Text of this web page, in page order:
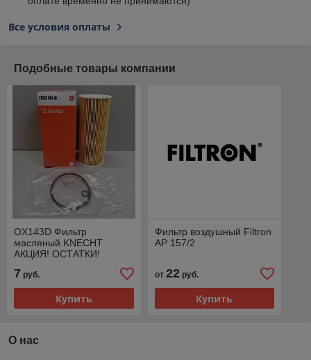
Все условия оплаты
Подобные товары компании
OX143D Фильтр
масляный KNECHT
АКЦИЯ! ОСТАТКИ!
7 руб.
Купить
Фильтр воздушный Filtron
AP 157/2
от 22руб.
Купить
О нас